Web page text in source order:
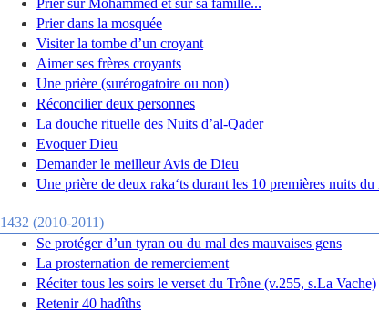
Prier dans la mosquée
Visiter la tombe d’un croyant
Aimer ses frères croyants
Une prière (surérogatoire ou non)
Réconcilier deux personnes
La douche rituelle des Nuits d’al-Qader
Evoquer Dieu
Demander le meilleur Avis de Dieu
Une prière de deux raka‘ts durant les 10 premières nuits
1432 (2010-2011)
Se protéger d’un tyran ou du mal des mauvaises gens
La prosternation de remerciement
Réciter tous les soirs le verset du Trône (v.255, s.La Vache)
Retenir 40 hadîths